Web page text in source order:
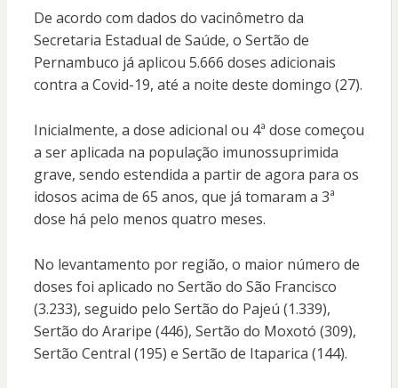
De acordo com dados do vacinômetro da
Secretaria Estadual de Saúde, o Sertão de
Pernambuco já aplicou 5.666 doses adicionais
contra a Covid-19, até a noite deste domingo (27).
Inicialmente, a dose adicional ou 4ª dose começou
a ser aplicada na população imunossuprimida
grave, sendo estendida a partir de agora para os
idosos acima de 65 anos, que já tomaram a 3ª
dose há pelo menos quatro meses.
No levantamento por região, o maior número de
doses foi aplicado no Sertão do São Francisco
(3.233), seguido pelo Sertão do Pajeú (1.339),
Sertão do Araripe (446), Sertão do Moxotó (309),
Sertão Central (195) e Sertão de Itaparica (144).